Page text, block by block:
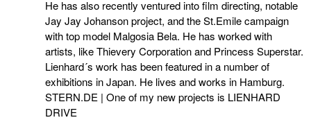
He has also recently ventured into film directing, notable
Jay Jay Johanson project, and the St.Emile campaign
with top model Malgosia Bela. He has worked with
artists, like Thievery Corporation and Princess Superstar.
Lienhard´s work has been featured in a number of
exhibitions in Japan. He lives and works in Hamburg.
STERN.DE | One of my new projects is LIENHARD
DRIVE